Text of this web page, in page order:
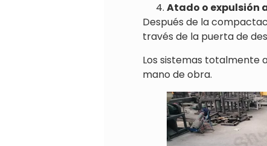
Atado o expulsión
Después de la
través de la puerta de
Los sistemas totalmente
mano de obra.